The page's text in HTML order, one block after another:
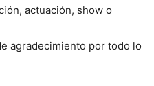
actuación, show o
agradecimiento por todo lo